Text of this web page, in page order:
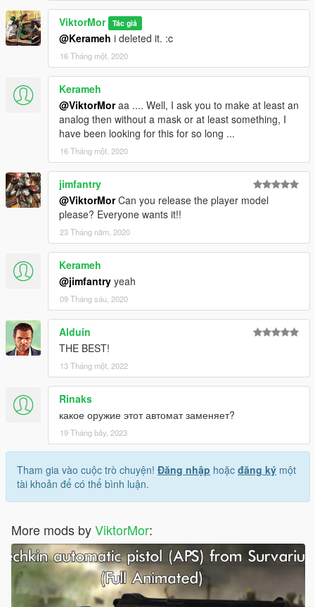
ViktorMor Tác giả
@Kerameh i deleted it. :c
16 Tháng một, 2020
Kerameh
@ViktorMoraa .... Well, I ask you to make at least an
analog then without a mask or at least something, I
have been looking for this for so long ...
16 Tháng một, 2020
jimfantry
@ViktorMorCan you release the player model
please? Everyone wants it!!
23 Tháng năm, 2020
Kerameh
@jimfantry yeah
09 Tháng sáu, 2020
Alduin
THE BEST!
13 Tháng một, 2022
Rinaks
какое оружие этот автомат заменяет?
19 Tháng bảy, 2023
Tham gia vào cuộc trò chuyện! Đăng nhập hoặc đăng ký một
tài khoản để có thể bình luận.
More mods byViktorMor: